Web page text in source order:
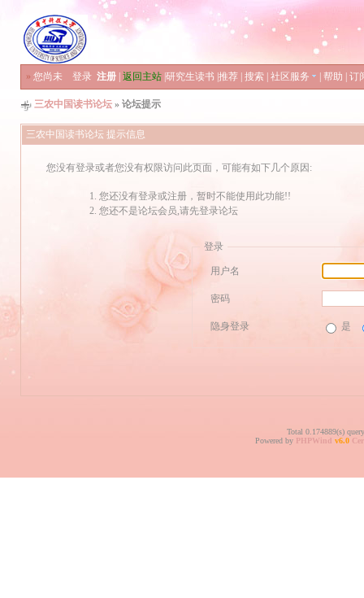
» 您尚未 登录 注册 返回主站 研究生读书 推荐 搜索 社区服务 帮助 订
三农中国读书论坛 » 论坛提示
三农中国读书论坛 提示信息
您没有登录或者您没有权限访问此页面，可能有如下几个原因:
您还没有登录或注册，暂时不能使用此功能!!
您还不是论坛会员,请先登录论坛
登录
用户名
密码
隐身登录 是
Total 0.174889(s)
Powered by PHPWind v6.0